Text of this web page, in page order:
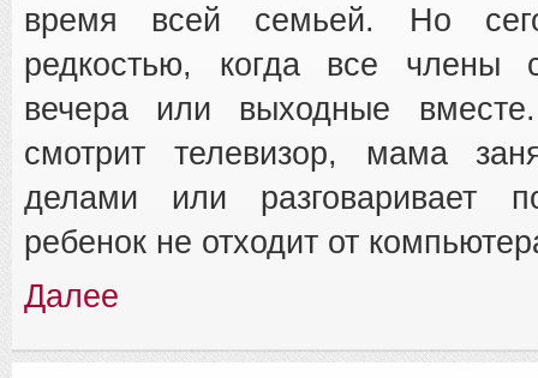
время всей семьей. Но
редкостью, когда все члены
вечера или выходные
смотрит телевизор, мама
делами или разговаривает
ребенок не отходит от
Далее